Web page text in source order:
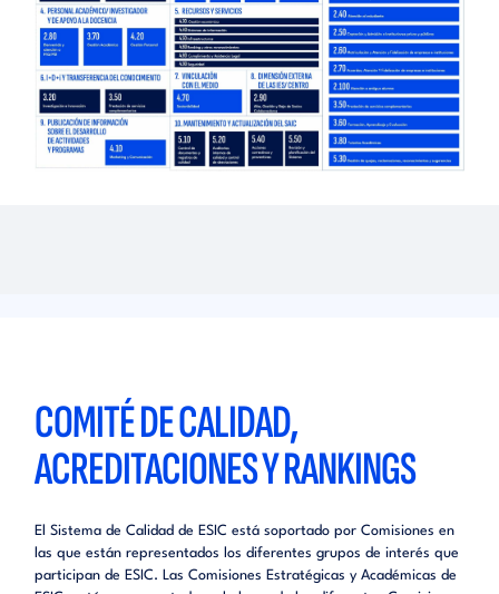
COMITÉ DE CALIDAD,
ACREDITACIONES Y RANKINGS
El Sistema de Calidad de ESIC está soportado por Comisiones en
las que están representados los diferentes grupos de interés que
participan de ESIC. Las Comisiones Estratégicas y Académicas de